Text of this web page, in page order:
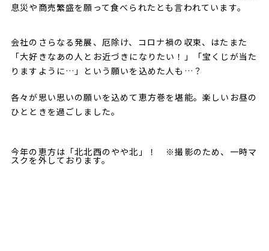
息災や商売繁盛を願って食べられたとも言われています。
会社のさらなる発展、厄除け、コロナ禍の収束、はたまた
「大好きなあの人とお近づきになりたい！」「宝くじが当た
りますように…」という願いを込めた人も…？
各々が思い思いの願いを込めて恵方巻を堪能。楽しいお昼の
ひとときを過ごしました。
今年の恵方は「北北西のやや北」！ ※撮影のため、一時マ
スクを外しております。